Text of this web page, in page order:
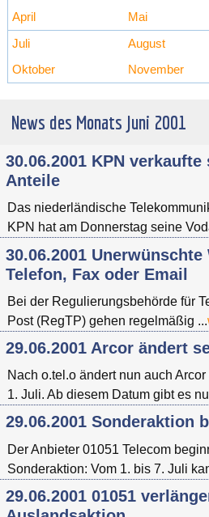
April
Mai
Juli
August
Oktober
November
News des Monats Juni 2001
30.06.2001 KPN verkaufte
Anteile
Das niederländische
KPN hat am Donnerstag seine
30.06.2001
Telefon, Fax oder Email
Bei der Regulierungsbehörde für
Post (RegTP) gehen regelmäßig ...
29.06.2001 Arcor ändert
Nach o.tel.o ändert nun auch
1. Juli. Ab diesem Datum gibt es
29.06.2001 Sonderaktion
Der Anbieter 01051 Telecom
Sonderaktion: Vom 1. bis 7. Juli
29.06.2001 01051